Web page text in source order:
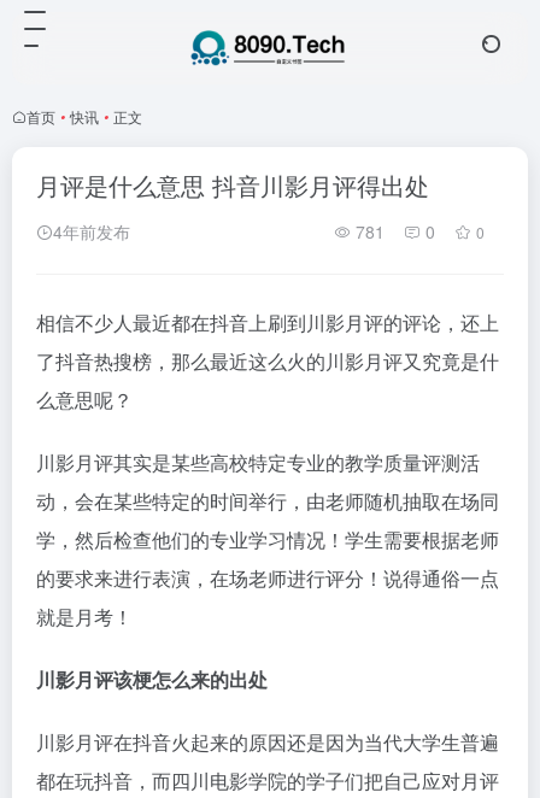
首页 • 快讯 • 正文
月评是什么意思 抖音川影月评得出处
4年前发布 781 0 0
相信不少人最近都在抖音上刷到川影月评的评论，还上
了抖音热搜榜，那么最近这么火的川影月评又究竟是什
么意思呢？
川影月评其实是某些高校特定专业的教学质量评测活
动，会在某些特定的时间举行，由老师随机抽取在场同
学，然后检查他们的专业学习情况！学生需要根据老师
的要求来进行表演，在场老师进行评分！说得通俗一点
就是月考！
川影月评该梗怎么来的出处
川影月评在抖音火起来的原因还是因为当代大学生普遍
都在玩抖音，而四川电影学院的学子们把自己应对月评